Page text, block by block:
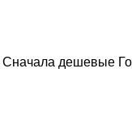
Сначала дешевые